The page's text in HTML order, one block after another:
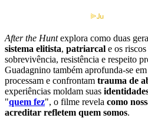
After the Huntexplora como duas
sistema elitista, patriarcal e os
sobrevivência, resistência e respeito
Guadagnino também aprofunda-se
processam e confrontam trauma de
experiências moldam suas
"quem fez", o filme revela como
acreditar refletem quem somos.